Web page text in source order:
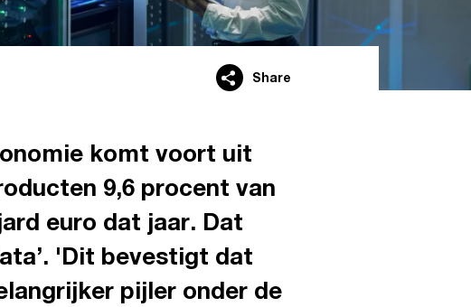
Share
komt voort uit
9,6 procent van
euro dat jaar. Dat
'Dit bevestigt dat
pijler onder de